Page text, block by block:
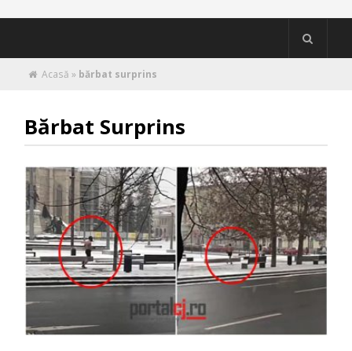
Acasă » bărbat surprins
Bărbat Surprins